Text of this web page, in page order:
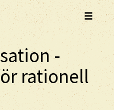
-
rationell